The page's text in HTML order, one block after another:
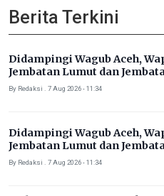
Berita Terkini
Didampingi Wagub Aceh,
Jembatan Lumut dan
By Redaksi . 7 Aug 2026 - 11:34
Didampingi Wagub Aceh,
Jembatan Lumut dan
By Redaksi . 7 Aug 2026 - 11:34